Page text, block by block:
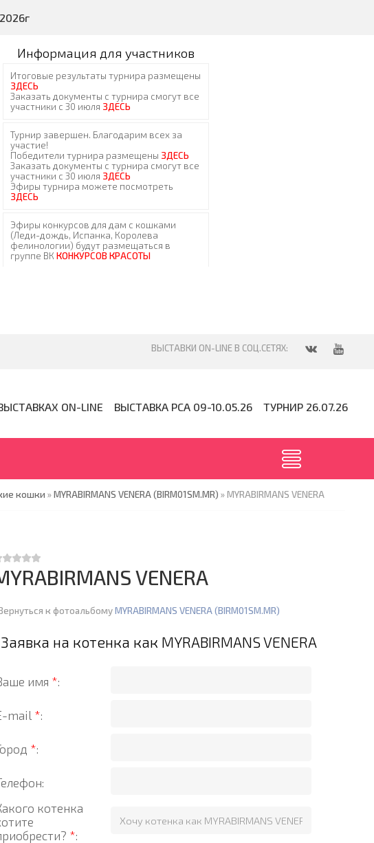
Информация для участников
ON-LINE ВЫСТАВКА PCA 09-10.05.26 ТУРНИР 26.07.26
кошки »MYRABIRMANS VENERA (BIRM01SM.MR) » MYRABIRMANS VENERA
VENERA
к фотоальбому MYRABIRMANS VENERA (BIRM01SM.MR)
Заявка на котенка как MYRABIRMANS VENERA
имя *:
mail *:
*:
котенка
*: